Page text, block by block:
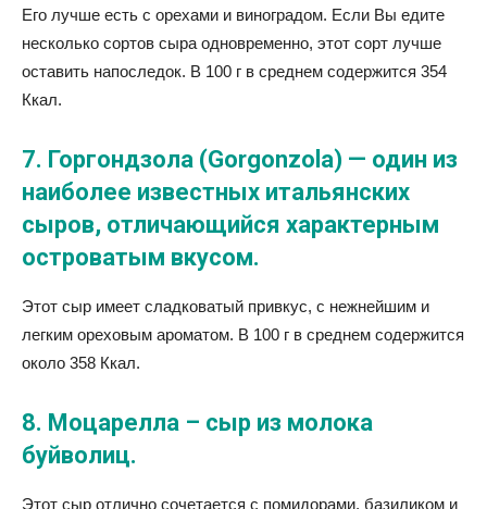
Его лучше есть с орехами и виноградом. Если Вы едите
несколько сортов сыра одновременно, этот сорт лучше
оставить напоследок. В 100 г в среднем содержится 354
Ккал.
7. Горгондзола (Gorgonzola) — один из
наиболее известных итальянских
сыров, отличающийся характерным
островатым вкусом.
Этот сыр имеет сладковатый привкус, с нежнейшим и
легким ореховым ароматом. В 100 г в среднем содержится
около 358 Ккал.
8. Моцарелла – сыр из молока
буйволиц.
Этот сыр отлично сочетается с помидорами, базиликом и